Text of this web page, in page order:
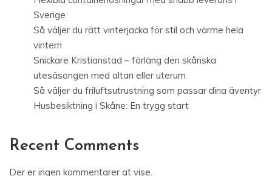
Sverige
Så väljer du rätt vinterjacka för stil och värme hela
vintern
Snickare Kristianstad – förläng den skånska
utesäsongen med altan eller uterum
Så väljer du friluftsutrustning som passar dina äventyr
Husbesiktning i Skåne: En trygg start
Recent Comments
Der er ingen kommentarer at vise.